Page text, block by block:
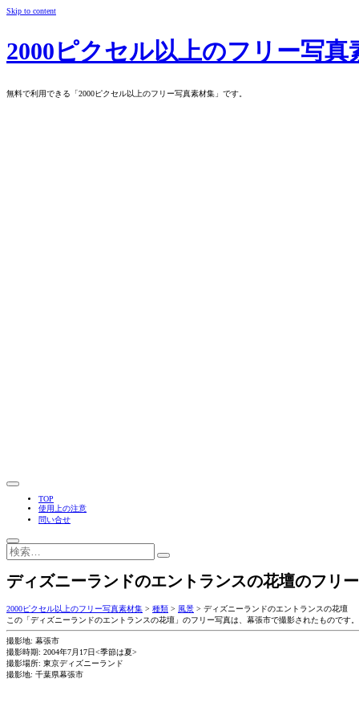
Skip to content
2000ピクセル以上のフリー写真
無料で利用できる「2000ピクセル以上のフリー写真素材集」です。
TOP
使用上の注意
問い合せ
ディズニーランドのエントランスの花壇のフリ
2000ピクセル以上のフリー写真素材集 > 種類 > 風景 > ディズニーランドのエントランスの花壇
この「ディズニーランドのエントランスの花壇」のフリー写真は、幕張市で撮影されたものです。
撮影地: 幕張市
撮影時期: 2004年7月17日<季節は夏>
撮影場所: 東京ディズニーランド
撮影地: 千葉県幕張市